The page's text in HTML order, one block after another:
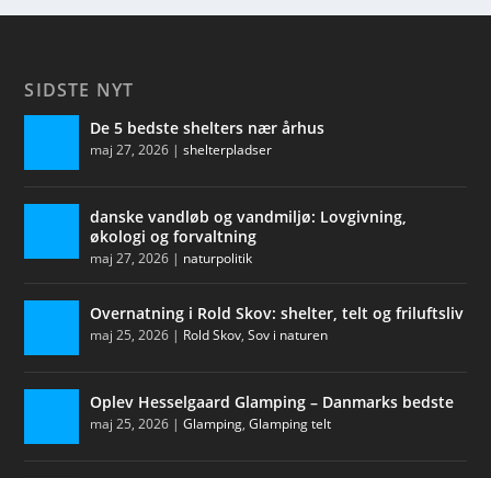
SIDSTE NYT
De 5 bedste shelters nær århus
maj 27, 2026 |shelterpladser
danske vandløb og vandmiljø: Lovgivning,
økologi og forvaltning
maj 27, 2026 | naturpolitik
Overnatning i Rold Skov: shelter, telt og friluftsliv
maj 25, 2026 | Rold Skov,Sov i naturen
Oplev Hesselgaard Glamping – Danmarks bedste
maj 25, 2026 |Glamping,Glamping telt